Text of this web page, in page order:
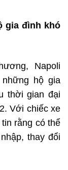
gia đình khó
Napoli
hộ gia
thời gian đại
Với chiếc xe
rằng có thể
thay đổi